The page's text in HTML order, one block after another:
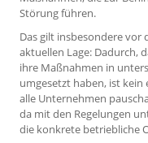
Störung führen.
Das gilt insbesondere
aktuellen Lage: Dadurch,
ihre Maßnahmen in
umgesetzt haben, ist
alle Unternehmen
da mit den Regelungen
die konkrete betriebliche